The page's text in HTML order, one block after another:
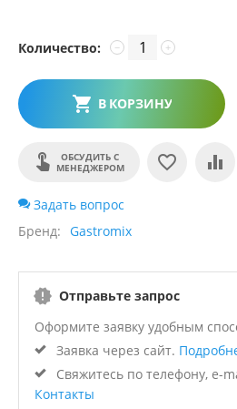
Количество: +
−
В КОРЗИНУ
ОБСУДИТЬ С
МЕНЕДЖЕРОМ
Задать вопрос
Бренд
Gastromix
Отправьте запрос
Оформите заявку удобным
Заявка через сайт.
Свяжитесь по телефону, e-
Контакты